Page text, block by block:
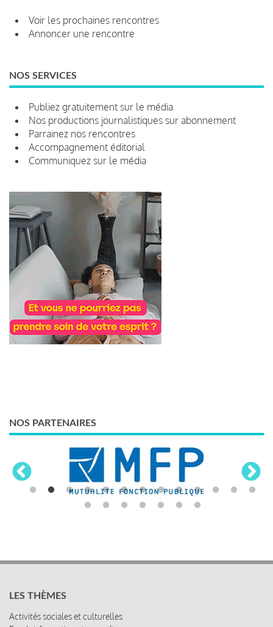
Voir les prochaines rencontres
Annoncer une rencontre
NOS SERVICES
Publiez gratuitement sur le média
Nos productions journalistiques sur abonnement
Parrainez nos rencontres
Accompagnement éditorial
Communiquez sur le média
NOS PARTENAIRES
LES THÈMES
Activités sociales et culturelles